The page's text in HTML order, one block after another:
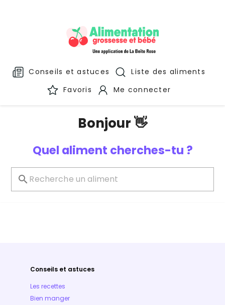
Conseils et astuces
Liste des aliments
Favoris
Me connecter
Bonjour 👋
Quel aliment cherches-tu ?
Conseils et astuces
Les recettes
Bien manger